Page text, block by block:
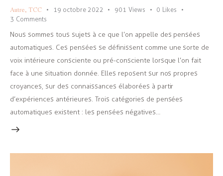
Autre, TCC 19 octobre 2022 901 Views 0 Likes
3 Comments
Nous sommes tous sujets à ce que l’on appelle des pensées
automatiques. Ces pensées se définissent comme une sorte de
voix intérieure consciente ou pré-consciente lorsque l’on fait
face à une situation donnée. Elles reposent sur nos propres
croyances, sur des connaissances élaborées à partir
d’expériences antérieures. Trois catégories de pensées
automatiques existent : les pensées négatives…